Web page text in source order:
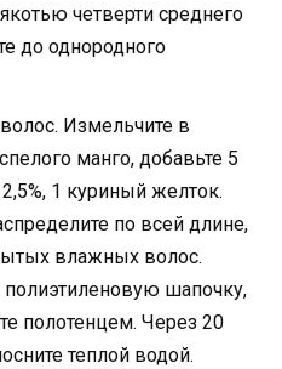
четверти среднего
до однородного
Измельчите в
манго, добавьте 5
1 куриный желток.
по всей длине,
влажных волос.
полиэтиленовую шапочку,
полотенцем. Через 20
теплой водой.